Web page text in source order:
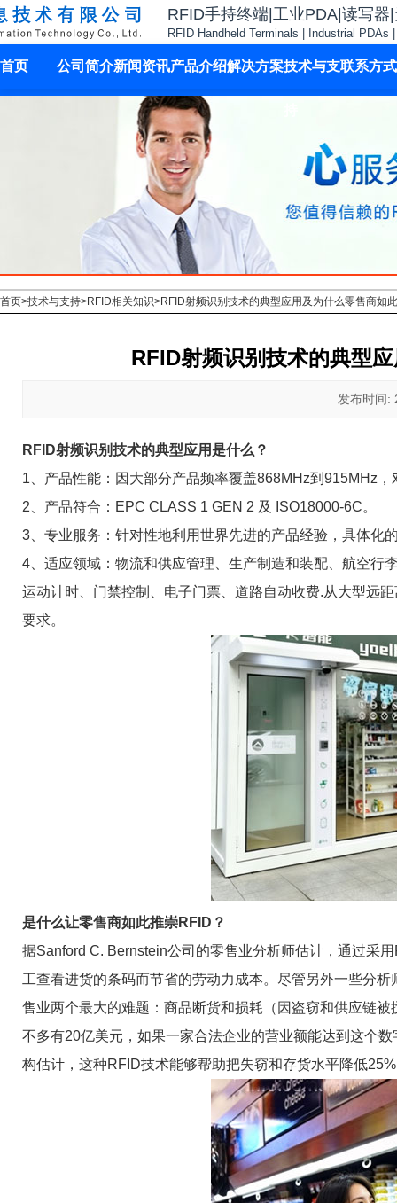
RFID手持终端|工业PDA|读写器
RFID Handheld Terminals | Industrial PDAs
首页 公司简介新闻资讯产品介绍解决方案技术与支联系方式
首页>技术与支持>RFID相关知识>RFID射频识别技术的典型应用及为什么零售商如
RFID射频识别技术的典型
发布时间:
RFID射频识别技术的典型应用是什么？
1、产品性能：因大部分产品频率覆盖868MHz到915MHz
2、产品符合：EPC CLASS 1 GEN 2 及 ISO18000-6C。
3、专业服务：针对性地利用世界先进的产品经验，具体化
4、适应领域：物流和供应管理、生产制造和装配、航空行
运动计时、门禁控制、电子门票、道路自动收费.从大型远
要求。
是什么让零售商如此推崇RFID？
据Sanford C. Bernstein公司的零售业分析师估计，通过采
工查看进货的条码而节省的劳动力成本。尽管另外一些分
售业两个最大的难题：商品断货和损耗（因盗窃和供应链
不多有20亿美元，如果一家合法企业的营业额能达到这个
构估计，这种RFID技术能够帮助把失窃和存货水平降低